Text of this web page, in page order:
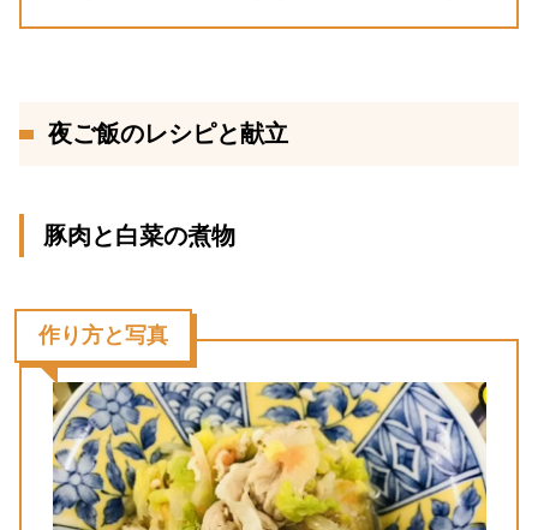
夜ご飯のレシピと献立
豚肉と白菜の煮物
作り方と写真